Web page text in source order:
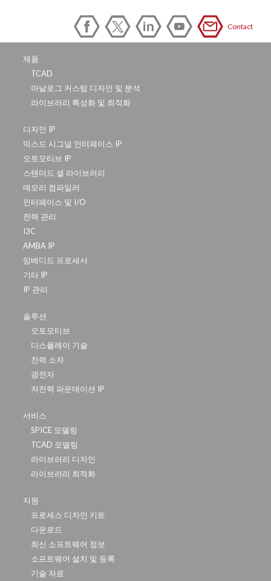
Contact
제품
TCAD
아날로그 커스텀 디자인 및 분석
라이브러리 특성화 및 최적화
디자인 IP
믹스드 시그널 인터페이스 IP
오토모티브 IP
스탠더드 셀 라이브러리
메모리 컴파일러
인터페이스 및 I/O
전력 관리
I3C
AMBA IP
임베디드 프로세서
기타 IP
IP 관리
솔루션
오토모티브
디스플레이 기술
전력 소자
광전자
저전력 파운데이션 IP
서비스
SPICE 모델링
TCAD 모델링
라이브러리 디자인
라이브러리 최적화
지원
프로세스 디자인 키트
다운로드
최신 소프트웨어 정보
소프트웨어 설치 및 등록
기술 자료